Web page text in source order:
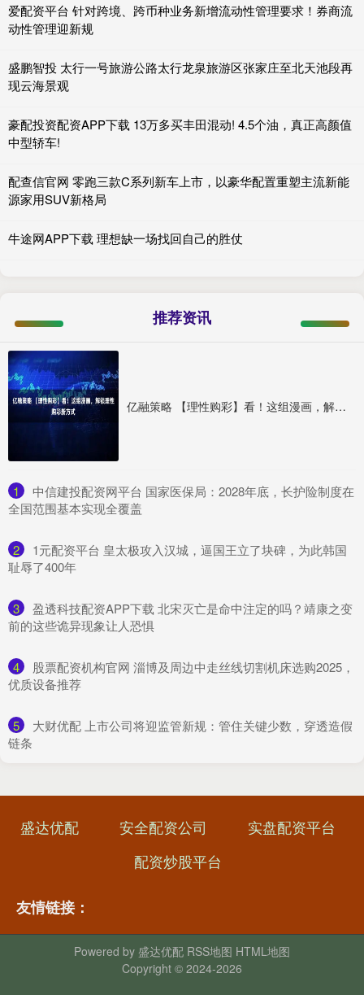
爱配资平台 针对跨境、跨币种业务新增流动性管理要求！券商流
动性管理迎新规
盛鹏智投 太行一号旅游公路太行龙泉旅游区张家庄至北天池段再
现云海景观
豪配投资配资APP下载 13万多买丰田混动! 4.5个油，真正高颜值
中型轿车!
配查信官网 零跑三款C系列新车上市，以豪华配置重塑主流新能
源家用SUV新格局
牛途网APP下载 理想缺一场找回自己的胜仗
推荐资讯
亿融策略 【理性购彩】看！这组漫画，解锁理性购彩新方式
1
​中信建投配资网平台 国家医保局：2028年底，长护险制度在
全国范围基本实现全覆盖
2
​1元配资平台 皇太极攻入汉城，逼国王立了块碑，为此韩国
耻辱了400年
3
​盈透科技配资APP下载 北宋灭亡是命中注定的吗？靖康之变
前的这些诡异现象让人恐惧
4
​股票配资机构官网 淄博及周边中走丝线切割机床选购2025，
优质设备推荐
5
​大财优配 上市公司将迎监管新规：管住关键少数，穿透造假
链条
盛达优配 安全配资公司
实盘配资平台
配资炒股平台
友情链接：
Powered by 盛达优配 RSS地图 HTML地图
Copyright © 2024-2026